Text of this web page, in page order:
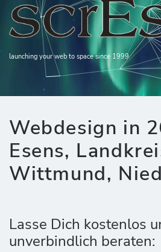
launching your web to space since 1999
Webdesign in
Esens,
Wittmund,
Lasse Dich kostenlos
unverbindlich beraten: